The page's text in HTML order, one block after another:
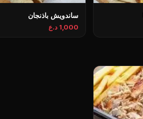
ساندويش باذنجان
1,000 د.ع